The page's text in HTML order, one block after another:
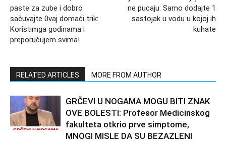
paste za zube i dobro
sačuvajte 0vaj domaći trik:
Koristimga godinama i
preporučujem svima!
ne pucaju: Samo dodajte 1
sastojak u vodu u kojoj ih
kuhate
RELATED ARTICLES MORE FROM AUTHOR
GRČEVI U NOGAMA MOGU BITI ZNAK
OVE BOLESTI: Profesor Medicinskog
fakulteta otkrio prve simptome,
MNOGI MISLE DA SU BEZAZLENI